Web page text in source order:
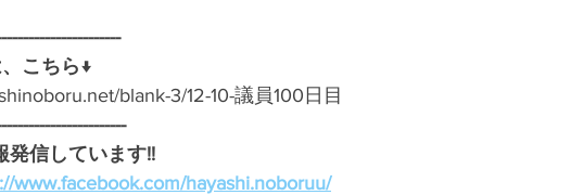
こちら↓
blank-3/12-10-議員100日目
発信しています!!
www.facebook.com/hayashi.noboruu/